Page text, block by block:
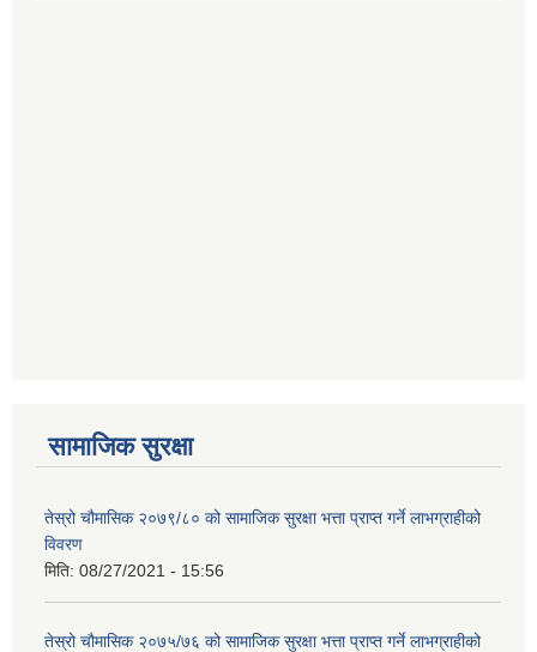
सामाजिक सुरक्षा
तेस्रो चौमासिक २०७९/८० को सामाजिक सुरक्षा भत्ता प्राप्त गर्ने लाभग्राहीको
विवरण
मिति: 08/27/2021 - 15:56
तेस्रो चौमासिक २०७५/७६ को सामाजिक सुरक्षा भत्ता प्राप्त गर्ने लाभग्राहीको